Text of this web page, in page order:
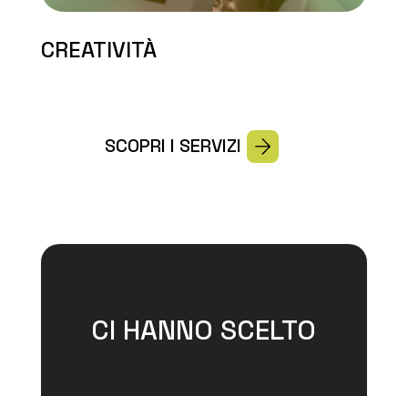
CREATIVITÀ
SCOPRI I SERVIZI
CI HANNO SCELTO